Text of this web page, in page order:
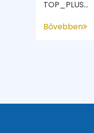
TOP_PLUS...
Bővebben